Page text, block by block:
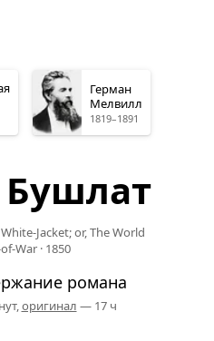
Герман
Мелвилл
1819–1891
Jacket; or, The World
War · 1850
романа
оригинал — 17 ч